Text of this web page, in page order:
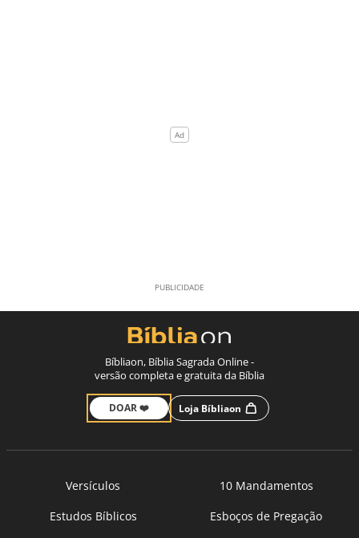
Bíbliaon, Bíblia Sagrada Online -
versão completa e gratuita da Bíblia
DOAR ❤️ Loja Bíbliaon
Versículos
10 Mandamentos
Estudos Bíblicos
Esboços de Pregação